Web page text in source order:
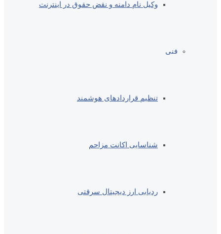
وکیل نام دامنه و نقض حقوق در اینترنت
فنی
تنظیم قراردادهای هوشمند
شناسایی اکانت مزاحم
ردیابی ارز دیجیتال سرقتی